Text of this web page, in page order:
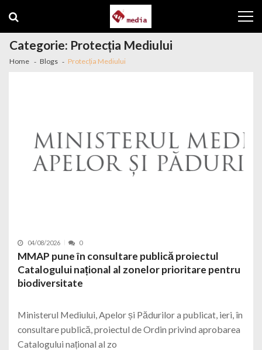
Categorie: Protecția Mediului
Home Blogs Protecția Mediului
04/08/2026 0
MMAP pune în consultare publică proiectul
Catalogului național al zonelor prioritare pentru
biodiversitate
Ministerul Mediului, Apelor și Pădurilor a publicat, ieri, în
consultare publică, proiectul de Ordin privind aprobarea
Catalogului național al zo